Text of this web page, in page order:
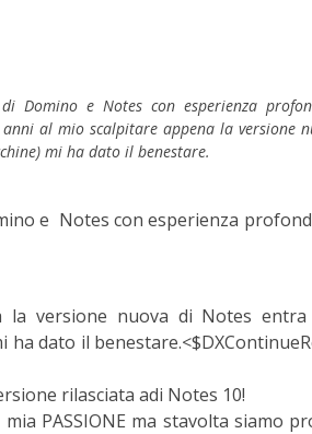
Domino e Notes con esperienza
al mio scalpitare appena la versione
mi ha dato il benestare.
e Notes con esperienza
versione nuova di Notes entra
dato il
rilasciata adi Notes 10!
PASSIONE ma stavolta siamo